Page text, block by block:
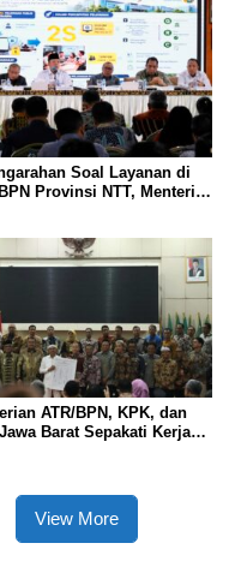
Soal Layanan di
Provinsi NTT, Menteri
ATR/BPN, KPK, dan
Barat Sepakati Kerja
View More